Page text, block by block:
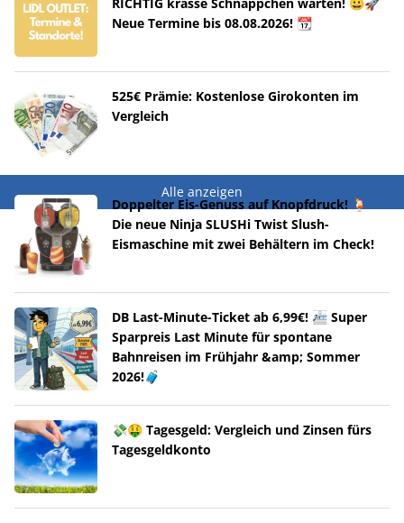
RICHTIG krasse Schnäppchen warten! 😀🚀
Neue Termine bis 08.08.2026! 📆
525€ Prämie: Kostenlose Girokonten im
Vergleich
Alle anzeigen
Doppelter Eis-Genuss auf Knopfdruck! 🍹
Die neue Ninja SLUSHi Twist Slush-
Eismaschine mit zwei Behältern im Check!
DB Last-Minute-Ticket ab 6,99€! 🚈 Super
Sparpreis Last Minute für spontane
Bahnreisen im Frühjahr &amp; Sommer
2026!🧳
💸🤑 Tagesgeld: Vergleich und Zinsen fürs
Tagesgeldkonto